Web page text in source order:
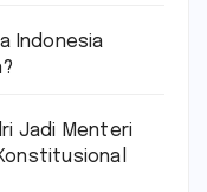
Indonesia
Jadi Menteri